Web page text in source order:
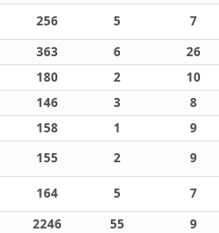
256 5
7
363 6
26
180 2
10
146 3
8
158 1
9
155 2
9
164 5
7
2246 55
9